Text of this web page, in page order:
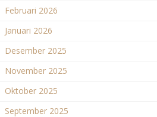
Februari 2026
Januari 2026
Desember 2025
November 2025
Oktober 2025
September 2025